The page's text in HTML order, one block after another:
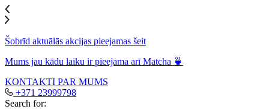
Šobrīd aktuālās akcijas pieejamas šeit
Mums jau kādu laiku ir pieejama arī Matcha 🍵
KONTAKTI PAR MUMS
+371 23999798
Search for: